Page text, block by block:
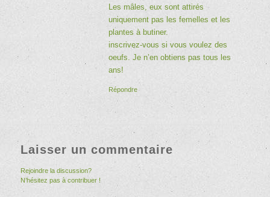
Les mâles, eux sont attirés
uniquement pas les femelles et les
plantes à butiner.
inscrivez-vous si vous voulez des
oeufs. Je n’en obtiens pas tous les
ans!
Répondre
Laisser un commentaire
Rejoindre la discussion?
N’hésitez pas à contribuer !